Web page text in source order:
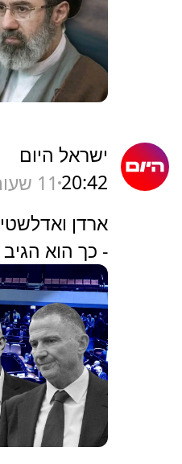
ישראל היום
20:42 11 שעות
ארדן
- כך הוא הגיב